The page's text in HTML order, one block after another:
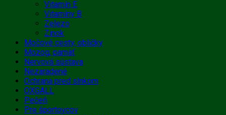
Vitamín E
Vitamíny B
Zelezo
Zinok
Močové cesty, obličky
Mozog, pamäť
Nervová sústava
Nezaradené
Ochrana pred slnkom
OXGALL
Pečeň
Pre športovcov